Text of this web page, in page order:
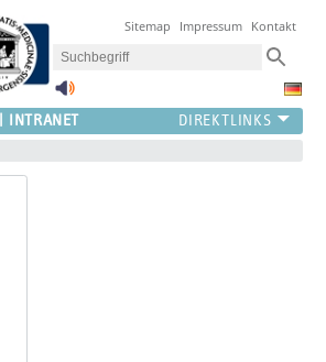
Sitemap Impressum Kontakt
INTRANET